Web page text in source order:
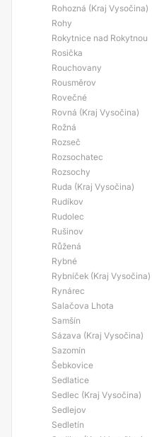
Rohozná (Kraj Vysočina)
Rohy
Rokytnice nad Rokytnou
Rosička
Rouchovany
Rousměrov
Rovečné
Rovná (Kraj Vysočina)
Rožná
Rozseč
Rozsochatec
Rozsochy
Ruda (Kraj Vysočina)
Rudíkov
Rudolec
Rušinov
Růžená
Rybné
Rybníček (Kraj Vysočina)
Rynárec
Salačova Lhota
Samšín
Sázava (Kraj Vysočina)
Sazomín
Šebkovice
Sedlatice
Sedlec (Kraj Vysočina)
Sedlejov
Sedletín